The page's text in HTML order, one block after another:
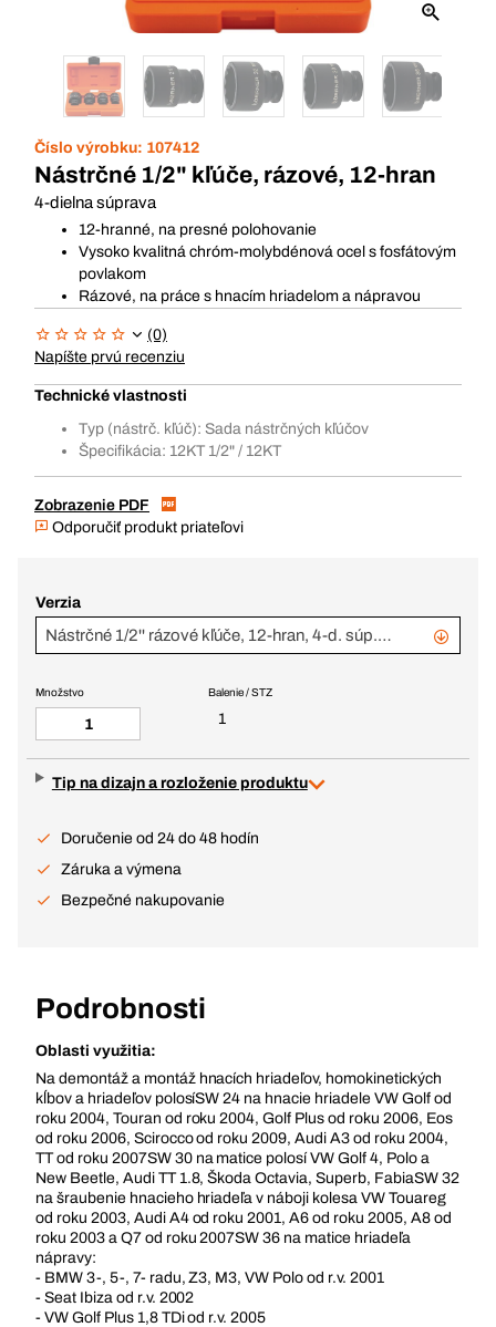
Číslo výrobku: 107412
Nástrčné 1/2" kľúče, rázové, 12-hran
4-dielna súprava
12-hranné, na presné polohovanie
Vysoko kvalitná chróm-molybdénová ocel s fosfátovým
povlakom
Rázové, na práce s hnacím hriadelom a nápravou
(0)
Napíšte prvú recenziu
Technické vlastnosti
Typ (nástrč. kľúč): Sada nástrčných kľúčov
Špecifikácia: 12KT 1/2" / 12KT
Zobrazenie PDF
Odporučiť produkt priateľovi
Verzia
Nástrčné 1/2'' rázové kľúče, 12-hran, 4-d. súp. (SW 24,30,32,36)
Balenie / STZ
1
Množstvo
Tip na dizajn a rozloženie produktu
Doručenie od 24 do 48 hodín
Záruka a výmena
Bezpečné nakupovanie
Podrobnosti
Oblasti využitia:
Na demontáž a montáž hnacích hriadeľov, homokinetických
kĺbov a hriadeľov polosíSW 24 na hnacie hriadele VW Golf od
roku 2004, Touran od roku 2004, Golf Plus od roku 2006, Eos
od roku 2006, Scirocco od roku 2009, Audi A3 od roku 2004,
TT od roku 2007SW 30 na matice polosí VW Golf 4, Polo a
New Beetle, Audi TT 1.8, Škoda Octavia, Superb, FabiaSW 32
na šraubenie hnacieho hriadeľa v náboji kolesa VW Touareg
od roku 2003, Audi A4 od roku 2001, A6 od roku 2005, A8 od
roku 2003 a Q7 od roku 2007SW 36 na matice hriadeľa
nápravy:
- BMW 3-, 5-, 7- radu, Z3, M3, VW Polo od r.v. 2001
- Seat Ibiza od r.v. 2002
- VW Golf Plus 1,8 TDi od r.v. 2005